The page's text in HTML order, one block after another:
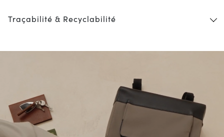
Traçabilité & Recyclabilité